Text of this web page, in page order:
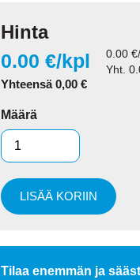
Hinta
0.00 €/kpl
Yhteensä0,00€
0.00€/
Yht.
Määrä
LISÄÄ KORIIN
Tilaa enemmän ja